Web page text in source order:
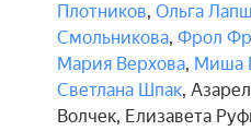
Плотников, Ольга
Смольникова, Фрол
Мария Верхова, Миша
Светлана Шпак,
Волчек, Елизавета